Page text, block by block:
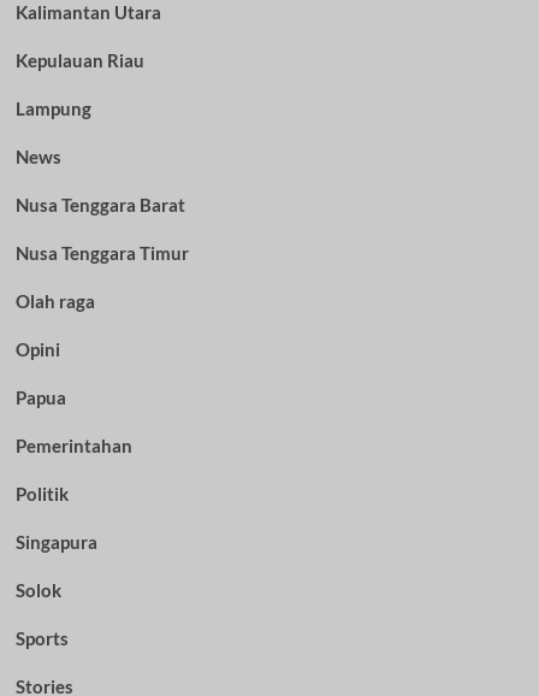
Kalimantan Utara
Kepulauan Riau
Lampung
News
Nusa Tenggara Barat
Nusa Tenggara Timur
Olah raga
Opini
Papua
Pemerintahan
Politik
Singapura
Solok
Sports
Stories